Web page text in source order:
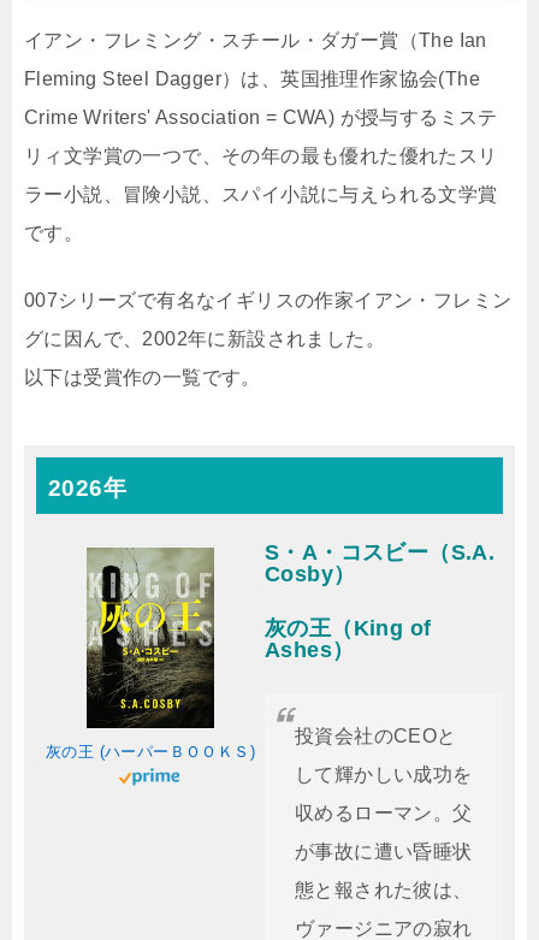
イアン・フレミング・スチール・ダガー賞（The Ian
Fleming Steel Dagger）は、英国推理作家協会(The
Crime Writers' Association = CWA) が授与するミステ
リィ文学賞の一つで、その年の最も優れた優れたスリ
ラー小説、冒険小説、スパイ小説に与えられる文学賞
です。
007シリーズで有名なイギリスの作家イアン・フレミン
グに因んで、2002年に新設されました。
以下は受賞作の一覧です。
2026年
灰の王 (ハーパーＢＯＯＫＳ)
S・A・コスビー（S.A.
Cosby）
灰の王（King of
Ashes）
投資会社のCEOと
して輝かしい成功を
収めるローマン。父
が事故に遭い昏睡状
態と報された彼は、
ヴァージニアの寂れ